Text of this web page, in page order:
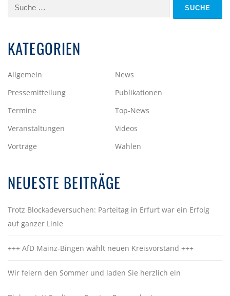
Suche
KATEGORIEN
Allgemein
News
Pressemitteilung
Publikationen
Termine
Top-News
Veranstaltungen
Videos
Vorträge
Wahlen
NEUESTE BEITRÄGE
Trotz Blockadeversuchen: Parteitag in Erfurt war ein Erfolg
auf ganzer Linie
+++ AfD Mainz-Bingen wählt neuen Kreisvorstand +++
Wir feiern den Sommer und laden Sie herzlich ein